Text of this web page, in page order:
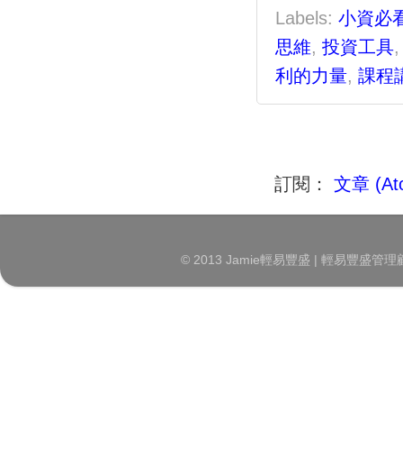
Labels: 小資必
思維, 投資工具
利的力量, 課程
訂閱： 文章
© 2013 Jamie輕易豐盛 | 輕易豐盛管